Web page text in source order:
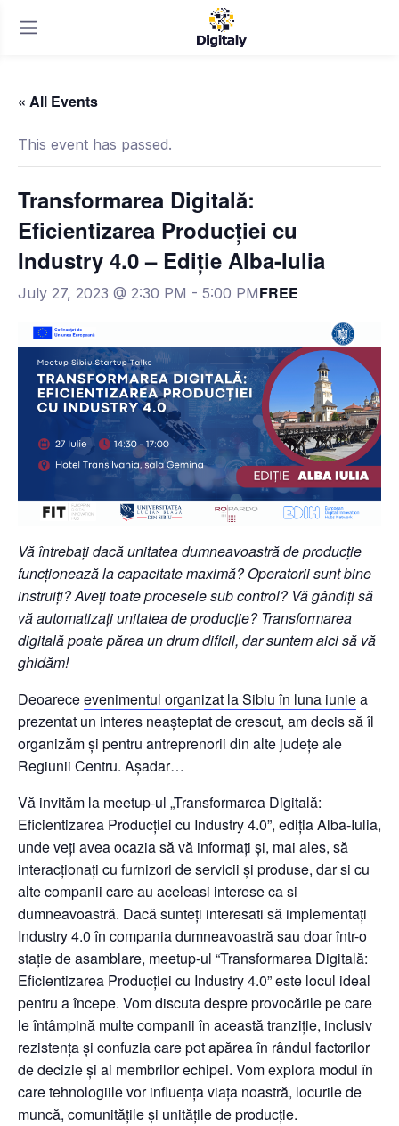
« All Events
This event has passed.
Transformarea Digitală:
Eficientizarea Producției cu
Industry 4.0 – Ediție Alba-Iulia
July 27, 2023 @ 2:30 PM - 5:00 PMFREE
Vă întrebați dacă unitatea dumneavoastră de producție
funcționează la capacitate maximă? Operatorii sunt bine
instruiți? Aveți toate procesele sub control? Vă gândiți să
vă automatizați unitatea de producție? Transformarea
digitală poate părea un drum dificil, dar suntem aici să vă
ghidăm!
Deoareceevenimentul organizat la Sibiu în luna iuniea
prezentat un interes neașteptat de crescut, am decis să îl
organizăm și pentru antreprenorii din alte județe ale
Regiunii Centru. Așadar…
Vă invităm la meetup-ul „Transformarea Digitală:
Eficientizarea Producției cu Industry 4.0”, ediția Alba-Iulia,
unde veți avea ocazia să vă informați și, mai ales, să
interacționați cu furnizori de servicii și produse, dar si cu
alte companii care au aceleasi interese ca si
dumneavoastră. Dacă sunteți interesati să implementați
Industry 4.0 în compania dumneavoastră sau doar într-o
stație de asamblare, meetup-ul “Transformarea Digitală:
Eficientizarea Producției cu Industry 4.0” este locul ideal
pentru a începe. Vom discuta despre provocările pe care
le întâmpină multe companii în această tranziție, inclusiv
rezistența și confuzia care pot apărea în rândul factorilor
de decizie și ai membrilor echipei. Vom explora modul în
care tehnologiile vor influența viața noastră, locurile de
muncă, comunitățile și unitățile de producție.